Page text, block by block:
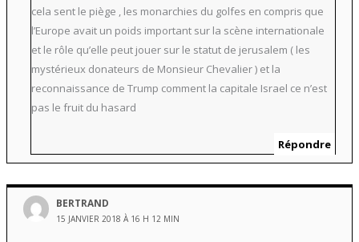
cela sent le piège , les monarchies du golfes en compris que
l’Europe avait un poids important sur la scène internationale
et le rôle qu’elle peut jouer sur le statut de jerusalem ( les
mystérieux donateurs de Monsieur Chevalier ) et la
reconnaissance de Trump comment la capitale Israel ce n’est
pas le fruit du hasard
Répondre
BERTRAND
15 JANVIER 2018 À 16 H 12 MIN